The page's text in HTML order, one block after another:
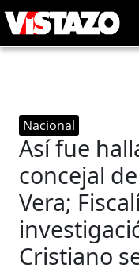
Nacional
Así fue
concejal
Vera;
Cristiano